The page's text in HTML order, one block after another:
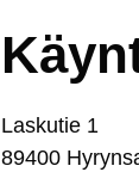
Las­ku­tie 1
89400